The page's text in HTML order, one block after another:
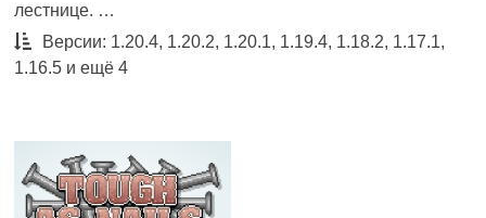
лестнице. …
Версии: 1.20.4, 1.20.2, 1.20.1, 1.19.4, 1.18.2, 1.17.1,
1.16.5 и ещё 4